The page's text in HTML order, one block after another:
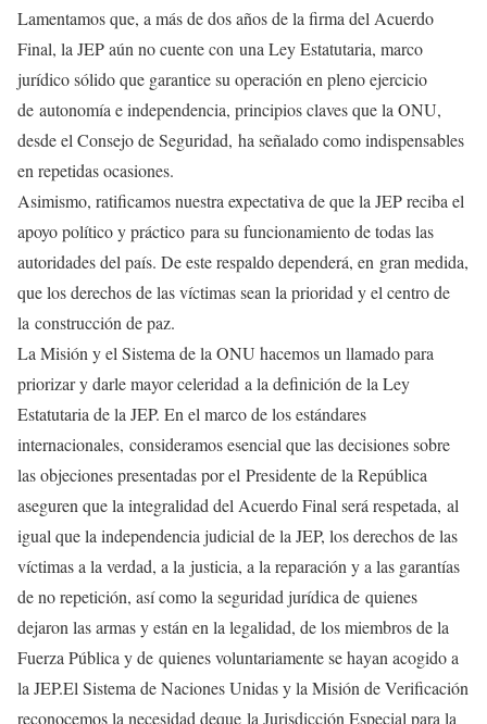
Lamentamos que, a más de dos años de la firma del Acuerdo
Final, la JEP aún no cuente con una Ley Estatutaria, marco
jurídico sólido que garantice su operación en pleno ejercicio
de autonomía e independencia, principios claves que la ONU,
desde el Consejo de Seguridad, ha señalado como indispensables
en repetidas ocasiones.
Asimismo, ratificamos nuestra expectativa de que la JEP reciba el
apoyo político y práctico para su funcionamiento de todas las
autoridades del país. De este respaldo dependerá, en gran medida,
que los derechos de las víctimas sean la prioridad y el centro de
la construcción de paz.
La Misión y el Sistema de la ONU hacemos un llamado para
priorizar y darle mayor celeridad a la definición de la Ley
Estatutaria de la JEP. En el marco de los estándares
internacionales, consideramos esencial que las decisiones sobre
las objeciones presentadas por el Presidente de la República
aseguren que la integralidad del Acuerdo Final será respetada, al
igual que la independencia judicial de la JEP, los derechos de las
víctimas a la verdad, a la justicia, a la reparación y a las garantías
de no repetición, así como la seguridad jurídica de quienes
dejaron las armas y están en la legalidad, de los miembros de la
Fuerza Pública y de quienes voluntariamente se hayan acogido a
la JEP.El Sistema de Naciones Unidas y la Misión de Verificación
reconocemos la necesidad deque la Jurisdicción Especial para la